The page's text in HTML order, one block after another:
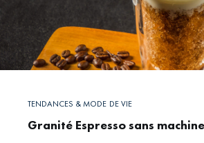
TENDANCES & MODE DE VIE
Granité Espresso sans